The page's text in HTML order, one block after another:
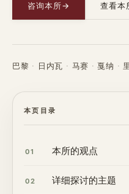
咨询本所→ 查看本
巴黎 · 日内瓦 · 马赛 · 戛纳 ·
本页目录
01 本所的观点
02 详细探讨的主题